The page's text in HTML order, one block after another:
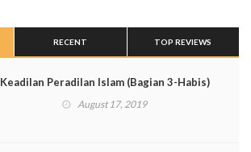
RECENT TOP REVIEWS
Keadilan Peradilan Islam (Bagian 3-Habis)
August 17, 2019